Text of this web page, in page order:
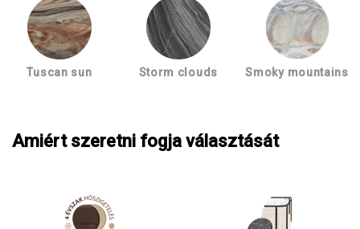
Tuscan sun Storm clouds Smoky mountains
Amiért szeretni fogja választását